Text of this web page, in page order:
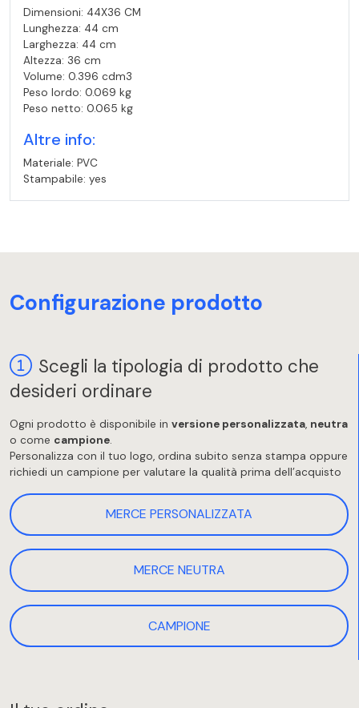
Dimensioni: 44X36 CM
Lunghezza: 44 cm
Larghezza: 44 cm
Altezza: 36 cm
Volume: 0.396 cdm3
Peso lordo: 0.069 kg
Peso netto: 0.065 kg
Altre info:
Materiale: PVC
Stampabile: yes
Configurazione prodotto
Scegli la tipologia di prodotto che
desideri ordinare
Ogni prodotto è disponibile in versione personalizzata, neutra
o come campione.
Personalizza con il tuo logo, ordina subito senza stampa oppure
richiedi un campione per valutare la qualità prima dell’acquisto
MERCE PERSONALIZZATA
MERCE NEUTRA
CAMPIONE